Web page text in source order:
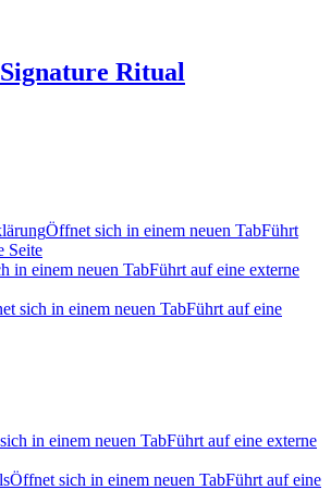
Ritual
Öffnet sich in einem neuen TabFührt
Seite
in einem neuen TabFührt auf eine externe
sich in einem neuen TabFührt auf eine
in einem neuen TabFührt auf eine externe
Öffnet sich in einem neuen TabFührt auf eine